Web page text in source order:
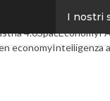
I nostri
Digital Economy
4.0SpacEconomy
economyIntelligenza